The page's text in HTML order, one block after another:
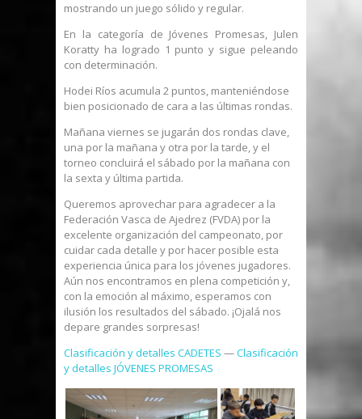
mostrando un juego sólido y regular.
En la categoría de Jóvenes Promesas, Julen
Koratty ha logrado 1 punto y sigue peleando
con determinación.
Hodei Ríos acumula 2 puntos, manteniéndose
bien posicionado de cara a las últimas rondas.
Mañana viernes se jugarán dos rondas clave,
una por la mañana y otra por la tarde, y el
torneo concluirá el sábado por la mañana con
la sexta y última partida.
Queremos aprovechar para agradecer a la
Federación Vasca de Ajedrez (FVDA) por la
excelente organización del campeonato, por
cuidar cada detalle y por hacer posible esta
experiencia única para los jóvenes jugadores.
Aún nos encontramos en plena competición y,
con la emoción al máximo, esperamos con
ilusión los resultados del sábado. ¡Ojalá nos
depare grandes sorpresas!
Clasificación y detalles CADETES —Clasificación
y detalles JÓVENES PROMESAS